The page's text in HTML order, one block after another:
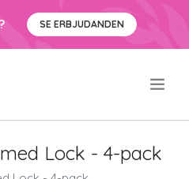
SE ERBJUDANDEN
Lock - 4-pack